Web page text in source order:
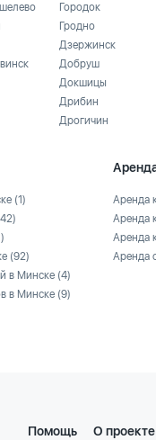
Городок
Гродно
Дзержинск
Добруш
Докшицы
Дрибин
Дрогичин
(1)
(92)
в Минске (4)
в Минске (9)
Аренда
Аренда
Аренда
Аренда
Помощь О проекте